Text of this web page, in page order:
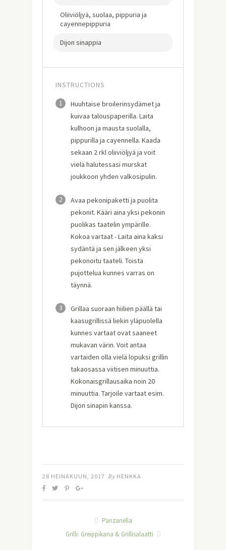
Oliiviöljyä, suolaa, pippuria ja
cayennepippuria
Dijon sinappia
INSTRUCTIONS
1
Huuhtaise broilerinsydämet ja
kuivaa talouspaperilla. Laita
kulhoon ja mausta suolalla,
pippurilla ja cayennella. Kaada
sekaan 2 rkl oliiviöljyä ja voit
vielä halutessasi murskat
joukkoon yhden valkosipulin.
2
Avaa pekonipaketti ja puolita
pekonit. Kääri aina yksi pekonin
puolikas taatelin ympärille.
Kokoa vartaat - Laita aina kaksi
sydäntä ja sen jälkeen yksi
pekonoitu taateli. Toista
pujottelua kunnes varras on
täynnä.
3
Grillaa suoraan hiilien päällä tai
kaasugrillissä liekin yläpuolella
kunnes vartaat ovat saaneet
mukavan värin. Voit antaa
vartaiden olla vielä lopuksi grillin
takaosassa viitisen minuuttia.
Kokonaisgrillausaika noin 20
minuuttia. Tarjoile vartaat esim.
Dijon sinapin kanssa.
28 HEINÄKUUN, 2017 By HENKKA
Panzanella
Grilli: Greippikana & Grillisalaatti